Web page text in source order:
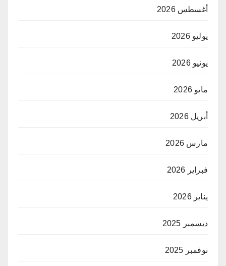
أغسطس 2026
يوليو 2026
يونيو 2026
مايو 2026
أبريل 2026
مارس 2026
فبراير 2026
يناير 2026
ديسمبر 2025
نوفمبر 2025